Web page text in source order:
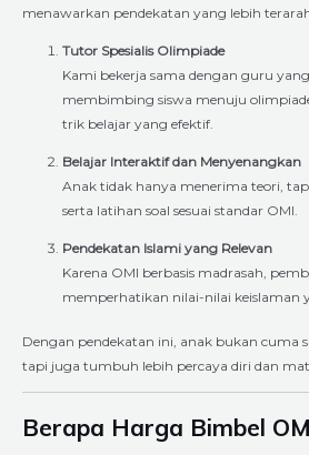
menawarkan pendekatan yang lebih
Tutor Spesialis Olimpiade
Kami bekerja sama dengan guru
membimbing siswa menuju
trik belajar yang efektif.
Belajar Interaktif dan Menyenangkan
Anak tidak hanya menerima teori,
serta latihan soal sesuai standar OMI.
Pendekatan Islami yang Relevan
Karena OMI berbasis madrasah,
memperhatikan nilai-nilai keislaman
Dengan pendekatan ini, anak bukan cuma
tapi juga tumbuh lebih percaya diri dan
Berapa Harga Bimbel